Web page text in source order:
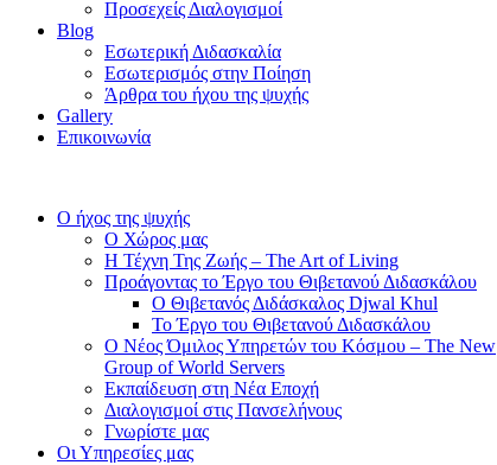
Προσεχείς Διαλογισμοί
Blog
Εσωτερική Διδασκαλία
Εσωτερισμός στην Ποίηση
Άρθρα του ήχου της ψυχής
Gallery
Επικοινωνία
Ο ήχος της ψυχής
Ο Χώρος μας
Η Τέχνη Της Ζωής – The Art of Living
Προάγοντας το Έργο του Θιβετανού Διδασκάλου
Ο Θιβετανός Διδάσκαλος Djwal Khul
Το Έργο του Θιβετανού Διδασκάλου
Ο Νέος Όμιλος Υπηρετών του Κόσμου – The New
Group of World Servers
Εκπαίδευση στη Νέα Εποχή
Διαλογισμοί στις Πανσελήνους
Γνωρίστε μας
Οι Υπηρεσίες μας